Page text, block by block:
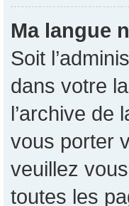
Ma langue
Soit
dans votre
l’archive de
vous porter
veuillez
toutes les